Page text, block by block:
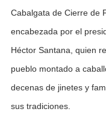
Cabalgata de Cierre de
encabezada por el
Héctor Santana, quien
pueblo montado a
decenas de jinetes y
sus tradiciones.